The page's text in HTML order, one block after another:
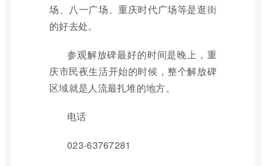
场、八一广场、重庆时代广场等是逛街
的好去处。
参观解放碑最好的时间是晚上，重
庆市民夜生活开始的时候，整个解放碑
区域就是人流最扎堆的地方。
电话
023-63767281